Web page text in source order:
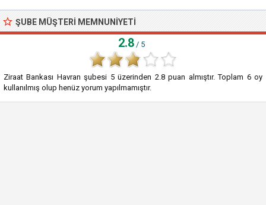
ŞUBE MÜŞTERI MEMNUNIYETI
2.8 / 5
Ziraat Bankası Havran şubesi 5üzerinden 2.8puan almıştır. Toplam 6oy
kullanılmış olup henüz yorum yapılmamıştır.